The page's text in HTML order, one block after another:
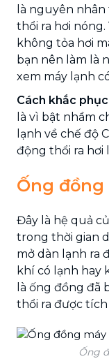
là nguyên
thổi ra hơi
không tỏa hơi
bạn nên làm là
xem máy lạnh
Cách khắc
là vì bật nhầm
lạnh về chế độ
động thổi ra hơi
Ống
Đây là hệ quả
trong thời gian
mở dàn lạnh ra
khí có lạnh hay
là ống đồng đã
thổi ra được tích
Ống